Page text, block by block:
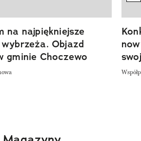
na najpiękniejsze
Objazd
gminie Choczewo